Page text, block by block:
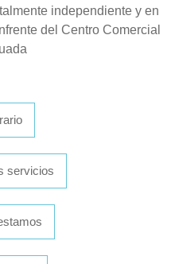
independiente y en
del Centro Comercial
servicios